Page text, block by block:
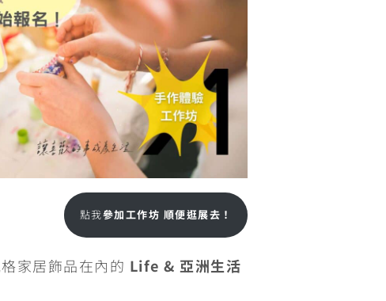
點我參加工作坊 順便逛展去！
家居飾品在內的 Life & 亞洲生活